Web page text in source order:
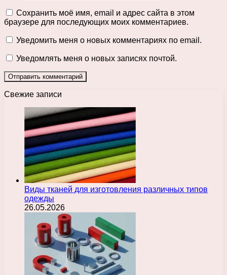
Сохранить моё имя, email и адрес сайта в этом
браузере для последующих моих комментариев.
Уведомить меня о новых комментариях по email.
Уведомлять меня о новых записях почтой.
Свежие записи
Виды тканей для изготовления различных типов
одежды
26.05.2026